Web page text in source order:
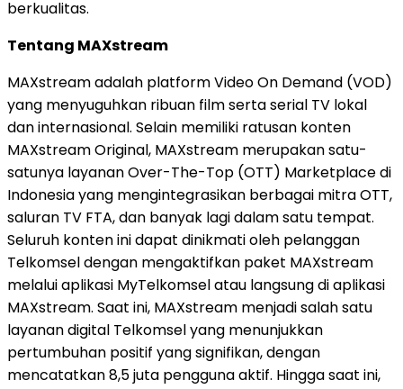
berkualitas.
Tentang MAXstream
MAXstream adalah platform Video On Demand (VOD)
yang menyuguhkan ribuan film serta serial TV lokal
dan internasional. Selain memiliki ratusan konten
MAXstream Original, MAXstream merupakan satu-
satunya layanan Over-The-Top (OTT) Marketplace di
Indonesia yang mengintegrasikan berbagai mitra OTT,
saluran TV FTA, dan banyak lagi dalam satu tempat.
Seluruh konten ini dapat dinikmati oleh pelanggan
Telkomsel dengan mengaktifkan paket MAXstream
melalui aplikasi MyTelkomsel atau langsung di aplikasi
MAXstream. Saat ini, MAXstream menjadi salah satu
layanan digital Telkomsel yang menunjukkan
pertumbuhan positif yang signifikan, dengan
mencatatkan 8,5 juta pengguna aktif. Hingga saat ini,